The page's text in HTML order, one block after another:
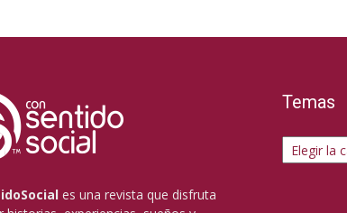
es una revista que disfruta
Temas
Temas